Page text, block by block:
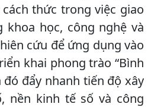
thức trong việc giao
khoa học, công nghệ và
cứu để ứng dụng vào
khai phong trào “Bình
đó đẩy nhanh tiến độ xây
nền kinh tế số và công